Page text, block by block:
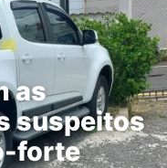
as
suspeitos
forte